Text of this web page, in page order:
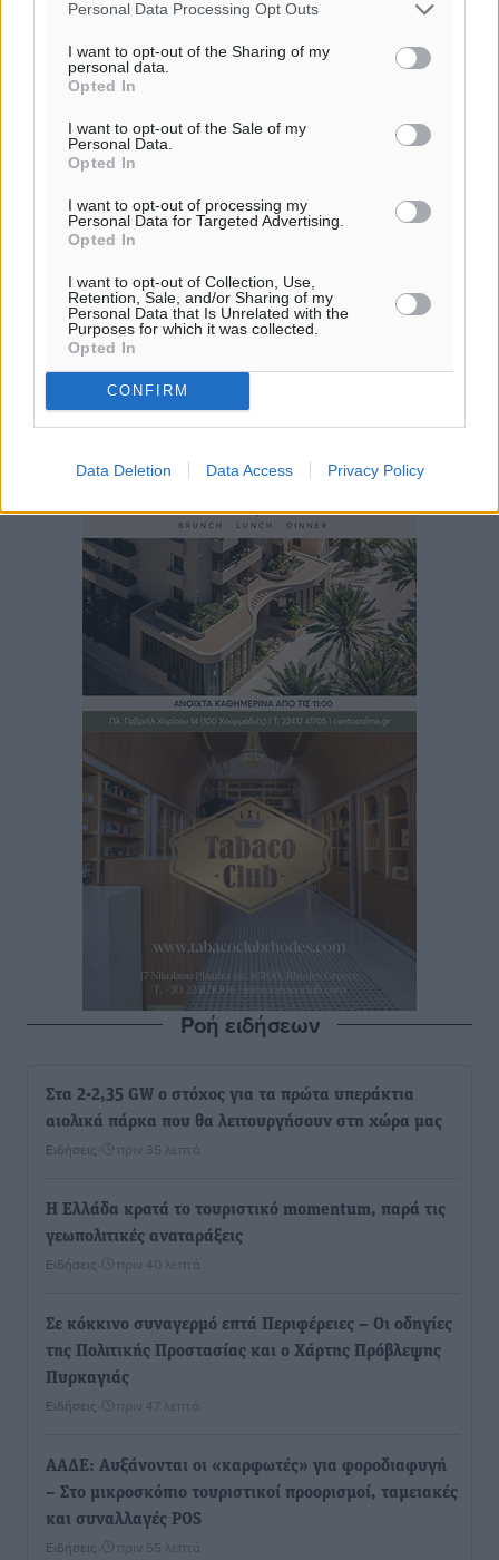
Personal Data Processing Opt Outs
I want to opt-out of the Sharing of my
personal data.
Opted In
I want to opt-out of the Sale of my
Personal Data.
Opted In
I want to opt-out of processing my
Personal Data for Targeted Advertising.
Opted In
I want to opt-out of Collection, Use,
Retention, Sale, and/or Sharing of my
Personal Data that Is Unrelated with the
Purposes for which it was collected.
Opted In
CONFIRM
Data Deletion Data Access Privacy Policy
Ροή ειδήσεων
Στα 2-2,35 GW ο στόχος για τα πρώτα υπεράκτια
αιολικά πάρκα που θα λειτουργήσουν στη χώρα μας
Ειδήσεις πριν 35 λεπτά
Η Ελλάδα κρατά το τουριστικό momentum, παρά τις
γεωπολιτικές αναταράξεις
Ειδήσεις πριν 40 λεπτά
Σε κόκκινο συναγερμό επτά Περιφέρειες – Οι οδηγίες
της Πολιτικής Προστασίας και ο Χάρτης Πρόβλεψης
Πυρκαγιάς
Ειδήσεις πριν 47 λεπτά
ΑΑΔΕ: Αυξάνονται οι «καρφωτές» για φοροδιαφυγή
– Στο μικροσκόπιο τουριστικοί προορισμοί, ταμειακές
και συναλλαγές POS
Ειδήσεις πριν 55 λεπτά